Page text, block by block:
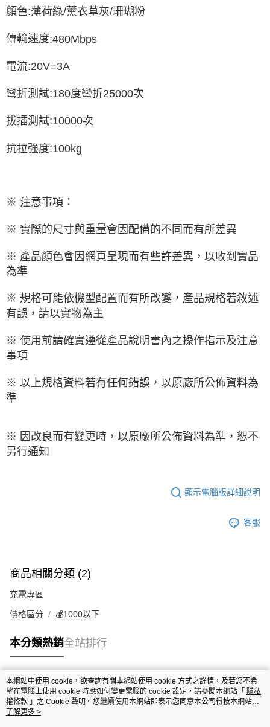
顏色:薄荷綠/薰衣草灰/珊瑚粉
傳輸速度:480Mbps
電流:20V=3A
彎折測試:180度彎折25000次
拔插測試:10000次
抗拉強度:100kg
※ 注意事項：
※ 實際的尺寸與重量會因配備的不同而有所差異
※ 產品顏色會因網頁呈現而有些許差異，以收到實品
為準
※ 規格可能依機型配置而有所改變，產品規格若敘述
有誤，請以實物為主
※ 使用前請確實遵從產品說明書內之操作指示及注意
事項
※ 以上規格資料若有任何錯誤，以原廠所公佈資料為
準
※ 因改良而有變更時，以原廠所公佈資料為準，恕不
另行通知
顯示電腦版詳細說明
客服
商品相關分類 (2)
充電專區
價格區分 💰1000以下
本分類熱銷全站排行
熱門標籤
本網站中使用 cookie，欲查詢有關本網站使用 cookie 方式之詳情，及若您不希
望在電腦上使用 cookie 時應如何變更電腦的 cookie 設定，請參閱本網站「 隱私
權條款 」之 Cookie 聲明。您繼續使用本網站即表示您同意本公司得按本網站使
用條款之 Cookie 聲明使用 cookie。
了解更多 >